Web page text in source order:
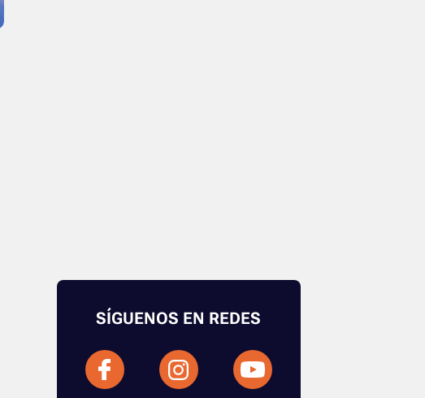
SÍGUENOS EN REDES